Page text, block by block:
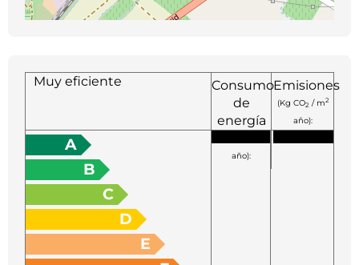
Muy eficiente
Consumo
de
energía
año):
Emisiones
(Kg CO2 / m2
año):
A
B
C
D
E